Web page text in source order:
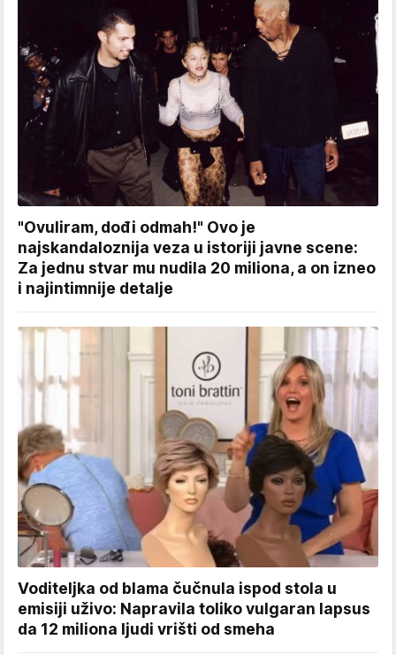
"Ovuliram, dođi odmah!" Ovo je
najskandaloznija veza u istoriji javne scene:
Za jednu stvar mu nudila 20 miliona, a on izneo
i najintimnije detalje
Voditeljka od blama čučnula ispod stola u
emisiji uživo: Napravila toliko vulgaran lapsus
da 12 miliona ljudi vrišti od smeha